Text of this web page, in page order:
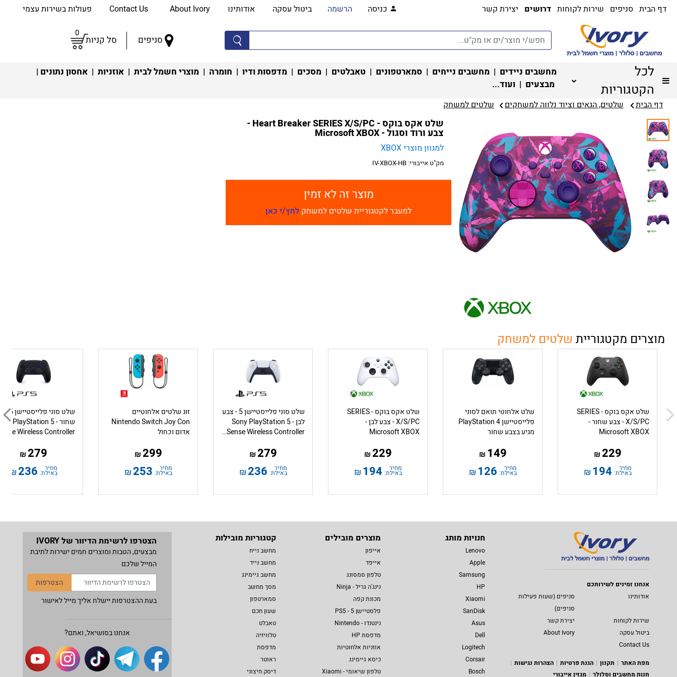
דף הבית סניפים שירות לקוחות דרושים יצירת קשר כניסה הרשמה ביטול עסקה אודותינו About Ivory פעולות בשירות עצמי
סניפים סל קניות
0
לכל
הקטגוריות
מחשבים ניידים | מחשבים נייחים | סמארטפונים | טאבלטים | מסכים | מדפסות ודיו | חומרה | מוצרי חשמל לבית | אוזניות | אחסון נתונים |
מבצעים | ועוד...
דף הבית שלטים, הגאים וציוד נלווה למשחקים שלטים למשחק‏
שלט אקס בוקס - Heart Breaker SERIES X/S/PC -
צבע ורוד וסגול - Microsoft XBOX
למגוון מוצרי XBOX
מק"ט אייבורי: IV-XBOX-HB
מוצר זה לא זמין
למעבר לקטגוריית שלטים למשחק לחץ/י כאן
מוצרים מקטגוריית שלטים למשחק
שלט אקס בוקס - SERIES
X/S/PC - צבע שחור -
Microsoft XBOX
229
₪
מחיר
באילת: 194
₪
שלט אלחוטי תואם לסוני
פלייסטיישן PlayStation 4
מגיע בצבע שחור
149
₪
מחיר
באילת: 126
₪
שלט אקס בוקס - SERIES
X/S/PC - צבע לבן -
Microsoft XBOX
229
₪
מחיר
באילת: 194
₪
שלט סוני פלייסטיישן 5 - צבע
לבן - Sony PlayStation 5
DualSense Wireless Controller
279
₪
מחיר
באילת: 236
₪
זוג שלטים אלחוטיים
Nintendo Switch Joy Con
אדום וכחול
299
₪
מחיר
באילת: 253
₪
שלט סוני
שחור - Sony PlayStation 5
279
₪
מחיר
באילת: 236
₪
אנחנו זמינים לשירותכם
אודותינו
סניפים (שעות פעילות
סניפים)
שירות לקוחות
יצירת קשר
ביטול עסקה
About Ivory
Contact Us
מפת האתר
תקנון הגנת פרטיות
הצהרות נגישות
חנות מחשבים וסלולר
מגזין אייבורי
חנויות מותג
Lenovo
Apple
Samsung
HP
Xiaomi
SanDisk
Asus
Dell
Logitech
Corsair
Bosch
מוצרים מובילים
אייפון
אייפד
טלפון סמסונג
נינג'ה גריל - Ninja
מכונת קפה
פלסטיישן 5 - PS5
נינטנדו - Nintendo
מדפסת HP
אוזניות אלחוטיות
כיסא גיימינג
טלפון שיאומי - Xiaomi
קטגוריות מובילות
מחשב נייח
מחשב נייד
מחשב גיימינג
מסך מחשב
סמארטפון
שעון חכם
טאבלט
טלוויזיה
מדפסת
ראוטר
דיסק חיצוני
הצטרפו לרשימת הדיוור של IVORY
מבצעים, הטבות ומוצרים חמים ישירות לתיבת
המייל שלכם
הצטרפות
בעת ההצטרפות יישלח אליך מייל לאישור
אנחנו בסושיאל, ואתם?